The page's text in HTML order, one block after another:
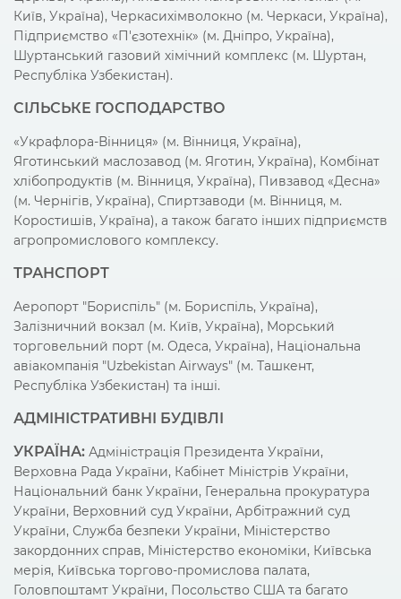
Київ, Україна), Черкасихімволокно (м. Черкаси, Україна),
Підприємство «П'єзотехнік» (м. Дніпро, Україна),
Шуртанський газовий хімічний комплекс (м. Шуртан,
Республіка Узбекистан).
СІЛЬСЬКЕ ГОСПОДАРСТВО
«Украфлора-Вінниця» (м. Вінниця, Україна),
Яготинський маслозавод (м. Яготин, Україна), Комбінат
хлібопродуктів (м. Вінниця, Україна), Пивзавод «Десна»
(м. Чернігів, Україна), Спиртзаводи (м. Вінниця, м.
Коростишів, Україна), а також багато інших підприємств
агропромислового комплексу.
ТРАНСПОРТ
Аеропорт "Бориспіль" (м. Бориспіль, Україна),
Залізничний вокзал (м. Київ, Україна), Морський
торговельний порт (м. Одеса, Україна), Національна
авіакомпанія "Uzbekistan Airways" (м. Ташкент,
Республіка Узбекистан) та інші.
АДМІНІСТРАТИВНІ БУДІВЛІ
УКРАЇНА: Адміністрація Президента України,
Верховна Рада України, Кабінет Міністрів України,
Національний банк України, Генеральна прокуратура
України, Верховний суд України, Арбітражний суд
України, Служба безпеки України, Міністерство
закордонних справ, Міністерство економіки, Київська
мерія, Київська торгово-промислова палата,
Головпоштамт України, Посольство США та багато